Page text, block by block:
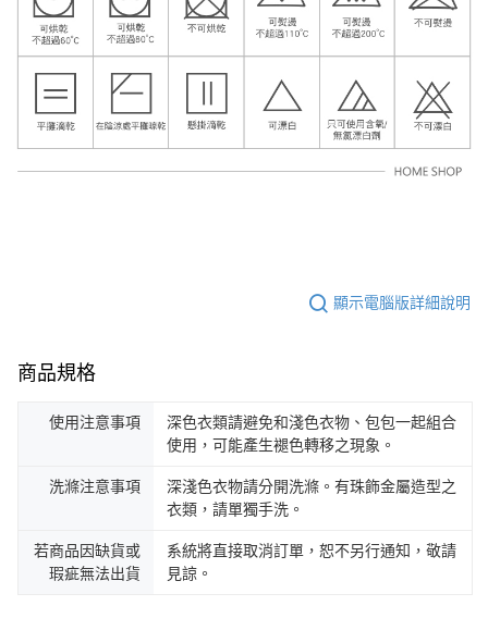
顯示電腦版詳細說明
商品規格
使用注意事項
深色衣類請避免和淺色衣物、包包一起組合
使用，可能產生褪色轉移之現象。
洗滌注意事項
深淺色衣物請分開洗滌。有珠飾金屬造型之
衣類，請單獨手洗。
若商品因缺貨或
瑕疵無法出貨
系統將直接取消訂單，恕不另行通知，敬請
見諒。